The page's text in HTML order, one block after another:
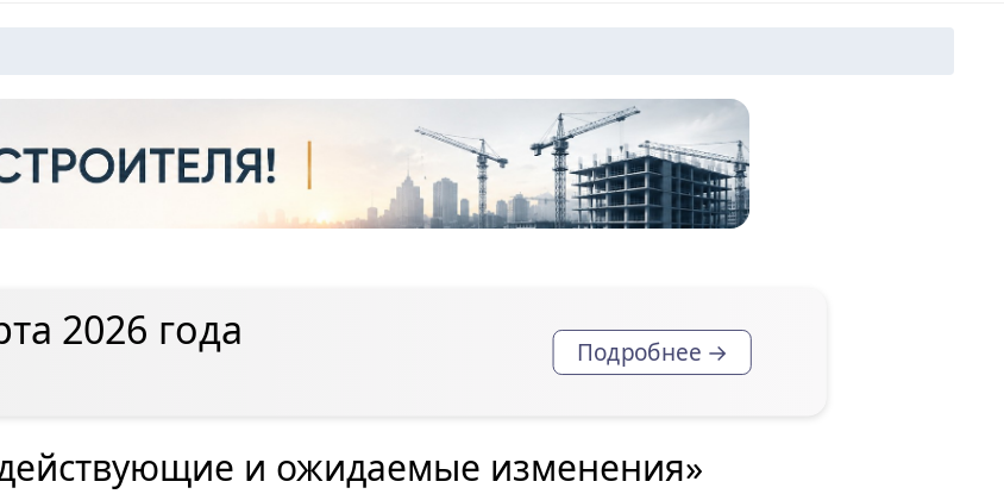
2026 года Подробнее →
и ожидаемые изменения»